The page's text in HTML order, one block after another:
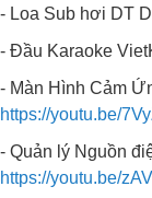
- Loa Sub hơi DT
- Đầu Karaoke
- Màn Hình Cảm
https://youtu.be/
- Quản lý Nguồn
https://youtu.be/